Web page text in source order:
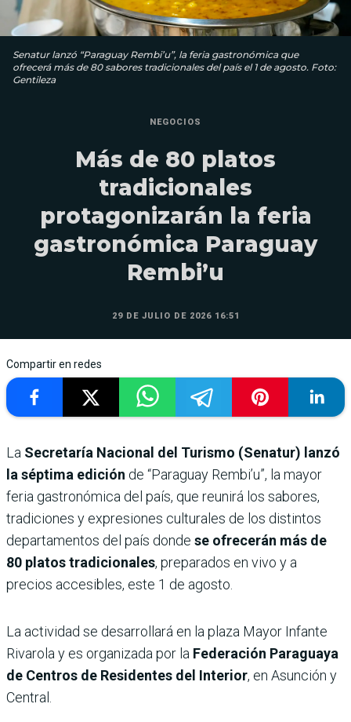
Senatur lanzó “Paraguay Rembi’u”, la feria gastronómica que
ofrecerá más de 80 sabores tradicionales del país el 1 de agosto. Foto:
Gentileza
NEGOCIOS
Más de 80 platos
tradicionales
protagonizarán la feria
gastronómica Paraguay
Rembi’u
29 DE JULIO DE 2026 16:51
Compartir en redes
La Secretaría Nacional del Turismo (Senatur) lanzó
la séptima edición de “Paraguay Rembi’u”, la mayor
feria gastronómica del país, que reunirá los sabores,
tradiciones y expresiones culturales de los distintos
departamentos del país donde se ofrecerán más de
80 platos tradicionales, preparados en vivo y a
precios accesibles, este 1 de agosto.
La actividad se desarrollará en la plaza Mayor Infante
Rivarola y es organizada por la Federación Paraguaya
de Centros de Residentes del Interior, en Asunción y
Central.